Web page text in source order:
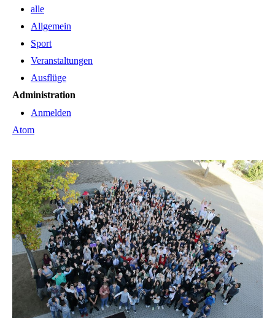
alle
Allgemein
Sport
Veranstaltungen
Ausflüge
Administration
Anmelden
Atom